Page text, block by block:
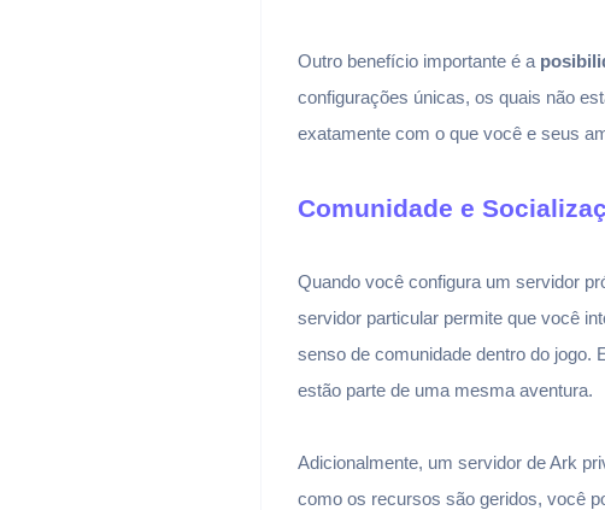
Outro benefício importante é a
configurações únicas, os quais não
exatamente com o que você e seus
Comunidade e
Quando você configura um servidor
servidor particular permite que você
senso de comunidade dentro do jogo.
estão parte de uma mesma aventura.
Adicionalmente, um servidor de Ark
como os recursos são geridos, você